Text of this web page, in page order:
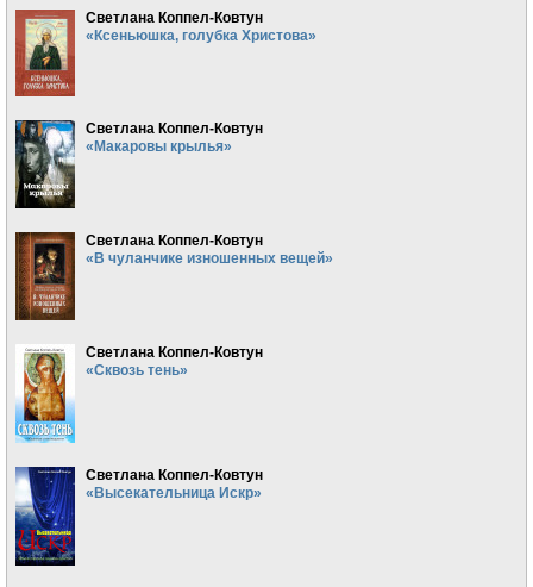
Светлана Коппел-Ковтун
«Ксеньюшка, голубка Христова»
Светлана Коппел-Ковтун
«Макаровы крылья»
Светлана Коппел-Ковтун
«В чуланчике изношенных вещей»
Светлана Коппел-Ковтун
«Сквозь тень»
Светлана Коппел-Ковтун
«Высекательница Искр»